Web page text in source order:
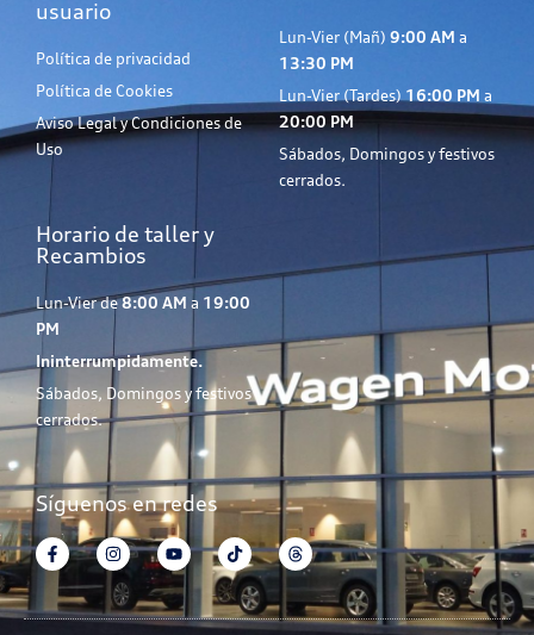
usuario
Política de privacidad
Política de Cookies
Aviso Legal y Condiciones de
Uso
Lun-Vier (Mañ) 9:00 AM a
13:30 PM
Lun-Vier (Tardes)16:00 PM a
20:00 PM
Sábados, Domingos y festivos
cerrados.
Horario de taller y
Recambios
Lun-Vier de8:00 AM a 19:00
PM
Ininterrumpidamente.
Sábados, Domingos y festivos
cerrados.
Síguenos en redes